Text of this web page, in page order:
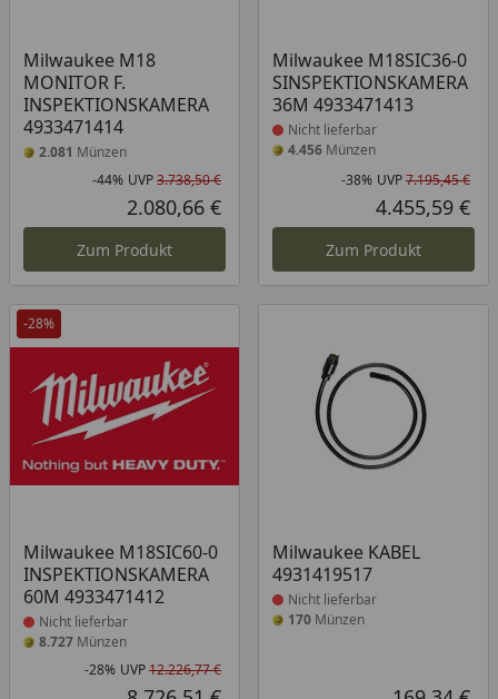
Milwaukee M18
MONITOR F.
INSPEKTIONSKAMERA
4933471414
2.081 Münzen
Rabatt in Prozent
-44%
Ursprünglicher Preis
UVP3.738,50 €
Aktueller Preis
2.080,66 €
Zum Produkt
Milwaukee M18SIC36-0
SINSPEKTIONSKAMERA
36M 4933471413
Produkt nicht lieferbar
Nicht lieferbar
4.456 Münzen
-38% UVP7.195,45 €
4.455,59 €
Zum Produkt
-28%
Milwaukee M18SIC60-0
INSPEKTIONSKAMERA
60M 4933471412
Produkt nicht lieferbar
Nicht lieferbar
8.727 Münzen
Rabatt in Prozent
-28%
Ursprünglicher Preis
UVP12.226,77 €
Milwaukee KABEL
4931419517
Produkt nicht lieferbar
Nicht lieferbar
170 Münzen